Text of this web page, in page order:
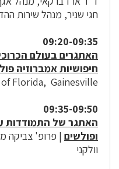
חגי שניר, מנהל שירות
09:20-09:35
האתגרים בעולם
חיפושיות אמברוזיה
Florida, Gainesville
09:35-09:50
האתגר של התמודדות
ופולשים | פרופ' צביקה
וולקני